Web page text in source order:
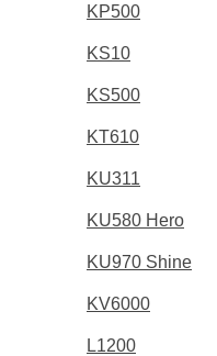
KP500
KS10
KS500
KT610
KU311
KU580 Hero
KU970 Shine
KV6000
L1200